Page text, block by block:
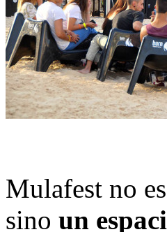
Mulafest no
sino un